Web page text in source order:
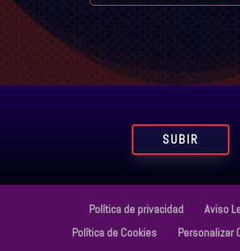
SUBIR
Política de privacidad
Aviso
Política de Cookies
Personalizar